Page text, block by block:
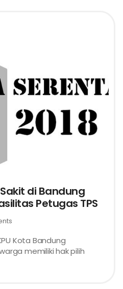
di Bandung
Petugas TPS
Kota Bandung
memiliki hak pilih